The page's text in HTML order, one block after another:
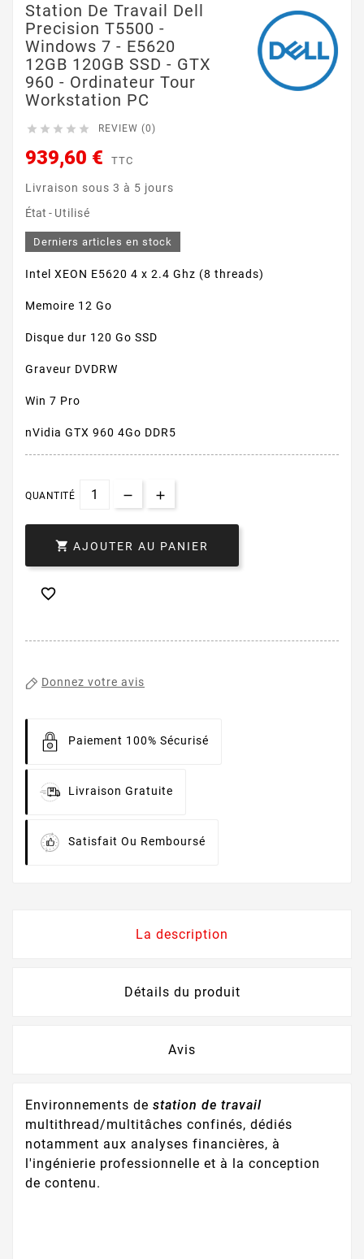
Station De Travail Dell
Precision T5500 -
Windows 7 - E5620
12GB 120GB SSD - GTX
960 - Ordinateur Tour
Workstation PC
     REVIEW (0)
939,60 € TTC
Livraison sous 3 à 5 jours
État - Utilisé
Derniers articles en stock
Intel XEON E5620 4 x 2.4 Ghz (8 threads)
Memoire 12 Go
Disque dur 120 Go SSD
Graveur DVDRW
Win 7 Pro
nVidia GTX 960 4Go DDR5
QUANTITÉ
 AJOUTER AU PANIER

Donnez votre avis
Paiement 100% Sécurisé
Livraison Gratuite
Satisfait Ou Remboursé
La description
Détails du produit
Avis
Environnements de station de travail
multithread/multitâches confinés, dédiés
notamment aux analyses financières, à
l'ingénierie professionnelle et à la conception
de contenu.